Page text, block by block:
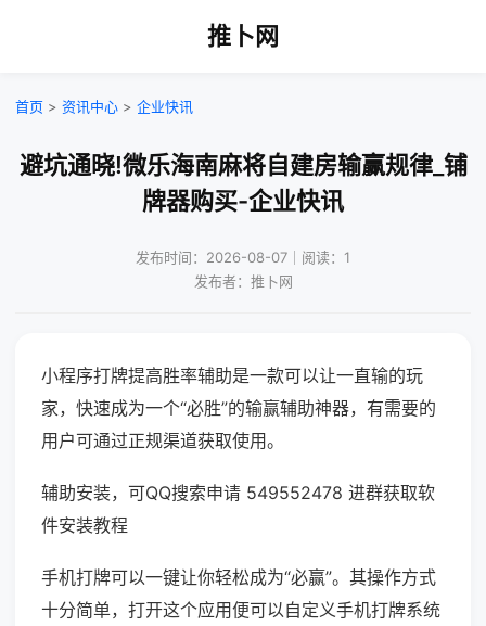
推卜网
首页 > 资讯中心 > 企业快讯
避坑通晓!微乐海南麻将自建房输赢规律_铺
牌器购买-企业快讯
发布时间：2026-08-07｜阅读：1
发布者：推卜网
小程序打牌提高胜率辅助是一款可以让一直输的玩
家，快速成为一个“必胜”的输赢辅助神器，有需要的
用户可通过正规渠道获取使用。
辅助安装，可QQ搜索申请 549552478 进群获取软
件安装教程
手机打牌可以一键让你轻松成为“必赢”。其操作方式
十分简单，打开这个应用便可以自定义手机打牌系统